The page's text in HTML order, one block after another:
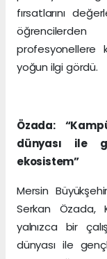
fırsatlarını
profesyonellere
yoğun ilgi gördü.
Özada:
dünyası ile
ekosistem”
Mersin
Serkan Özada,
yalnızca bir
dünyası ile